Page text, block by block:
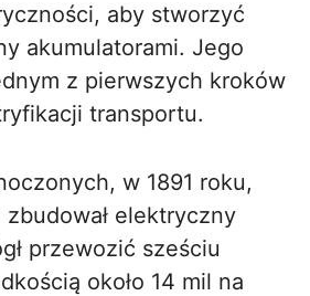
aby stworzyć
akumulatorami. Jego
z pierwszych kroków
transportu.
w 1891 roku,
elektryczny
przewozić sześciu
około 14 mil na